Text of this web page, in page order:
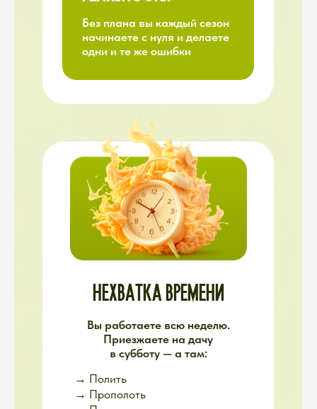
Можно прочитать 50 статей
стоите в магазине, вы всё равно
не знаете, что купить
Можно посмотреть 100
видео про болезни —но
когда листья пожелтели, вы
всё равно в панике.
Можно составить план на сезон
но когда ударил мороз в мае,
план летит в мусорку